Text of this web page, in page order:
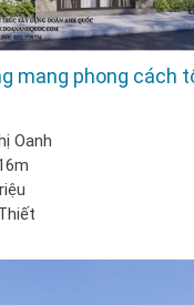
mang phong cách
Oanh